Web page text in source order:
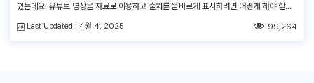
있는데요. 유튜브 영상을 자료로 이용하고 출처를 올바르게 표시하려면 어떻게 해야 할까
습니다. 먼저 필요한 정보를 어디서 찾을 수 있는지 살펴보겠습니다. 아래 […]
Last Updated : 4월 4, 2025 99,264